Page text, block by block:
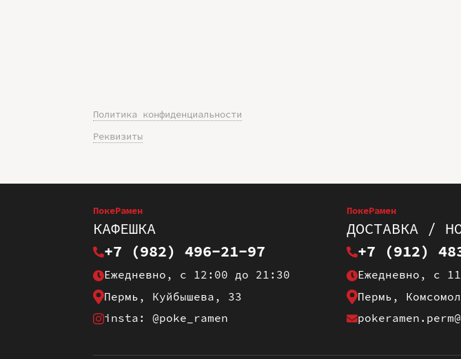
Политика конфиденциальности
Реквизиты
ПокеРамен
КАФЕШКА
+7 (982) 496-21-97
Ежедневно, с 12:00 до 21:30
Пермь, Куйбышева, 33
insta: @poke_ramen
ПокеРамен
ДОСТАВКА /
+7 (912)
Ежедневно, с
Пермь,